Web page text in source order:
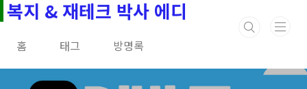
본문 바로가기
복지 & 재테크 박사 에디
홈 태그 방명록